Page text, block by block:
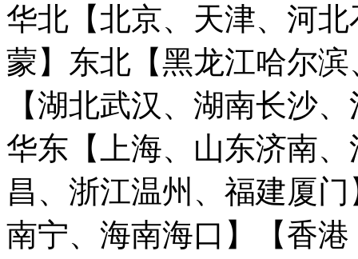
华北【北京、天津、河
蒙】 东北【黑龙江哈尔
【湖北武汉、湖南长沙
华东【上海、山东济南
昌、浙江温州、福建厦门
南宁、海南海口】
【香